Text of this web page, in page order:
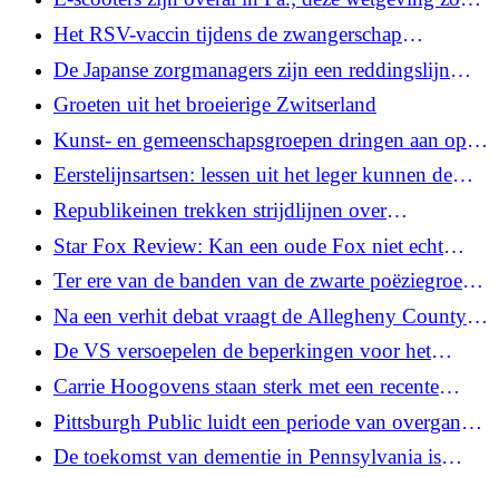
wordt als moord beschouwd
ze legaal maken
Het RSV-vaccin tijdens de zwangerschap
vermindert de ziekenhuisopname van baby's met
bijna 70%, zo blijkt uit de Pitt-studie
De Japanse zorgmanagers zijn een reddingslijn
voor ouderen. Kan Pa een brug slaan tussen
medische en sociale ondersteuning?
Groeten uit het broeierige Zwitserland
Kunst- en gemeenschapsgroepen dringen aan op
de heropening van het kenmerkende Marshall
Building in Pittsburgh
Eerstelijnsartsen: lessen uit het leger kunnen de
gaten in de gezondheidszorg op het platteland van
Pa helpen dichten.
Republikeinen trekken strijdlijnen over
ouderschapsverlof in Allegheny County;
Voorstanders zeggen dat het wetsvoorstel kan
veranderen
Star Fox Review: Kan een oude Fox niet echt
nieuwe trucjes leren
Ter ere van de banden van de zwarte poëziegroep
Cave Canem met Pittsburgh
Na een verhit debat vraagt ​​de Allegheny County
Council de kiezers om hun mening te geven over
de begroting en de personeelsbezetting
De VS versoepelen de beperkingen voor het
Iraanse WK-team, waardoor reizen twee dagen
voor de volgende wedstrijd mogelijk is
Carrie Hoogovens staan ​​sterk met een recente
subsidie ​​van $100.000
Pittsburgh Public luidt een periode van overgang
en rouw in voor gezinnen met het sluiten van
scholen
De toekomst van dementie in Pennsylvania is